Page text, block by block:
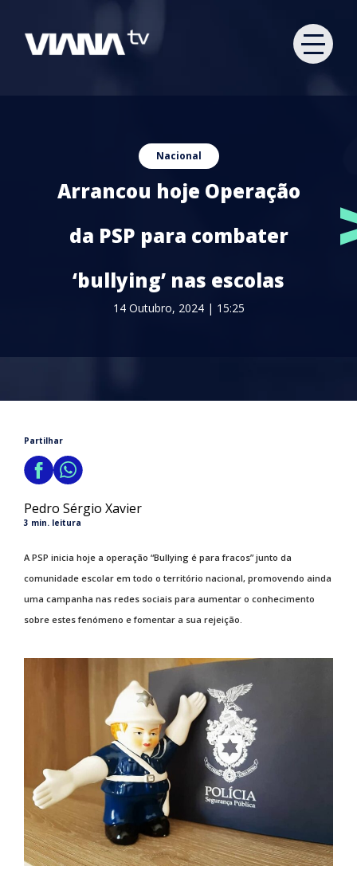
Nacional
Arrancou hoje Operação
da PSP para combater
‘bullying’ nas escolas
14 Outubro, 2024 | 15:25
Partilhar
Pedro Sérgio Xavier
3 min. leitura
A PSP inicia hoje a operação “Bullying é para fracos” junto da
comunidade escolar em todo o território nacional, promovendo ainda
uma campanha nas redes sociais para aumentar o conhecimento
sobre estes fenómeno e fomentar a sua rejeição.